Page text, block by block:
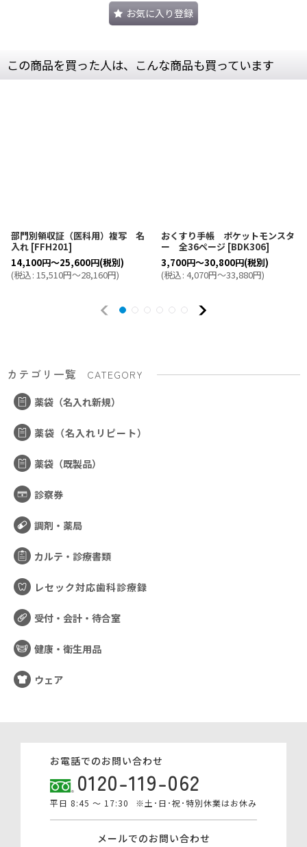
お気に入り登録
この商品を買った人は、こんな商品も買っています
部門別領収証（医科用）複写 名
入れ [FFH201]
14,100円～25,600円(税別)
(税込: 15,510円～28,160円)
おくすり手帳 ポケットモンスタ
ー 全36ページ [BDK306]
3,700円～30,800円(税別)
(税込: 4,070円～33,880円)
カテゴリ一覧
CATEGORY
薬袋（名入れ新規）
薬袋（名入れリピート）
薬袋（既製品）
診察券
調剤・薬局
カルテ・診療書類
レセック対応歯科診療録
受付・会計・待合室
健康・衛生用品
ウェア
お電話でのお問い合わせ
0120-119-062
平日 8:45 ～ 17:30 ※土･日･祝･特別休業はお休み
メールでのお問い合わせ